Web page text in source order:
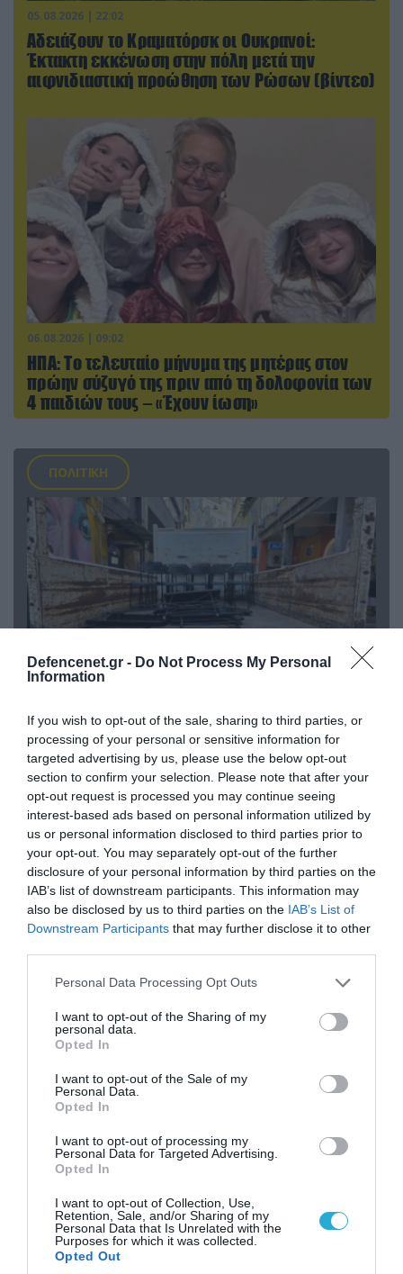
Defencenet.gr - Do Not Process My Personal
Information
If you wish to opt-out of the sale, sharing to third parties, or
processing of your personal or sensitive information for
targeted advertising by us, please use the below opt-out
section to confirm your selection. Please note that after your
opt-out request is processed you may continue seeing
interest-based ads based on personal information utilized by
us or personal information disclosed to third parties prior to
your opt-out. You may separately opt-out of the further
disclosure of your personal information by third parties on the
IAB’s list of downstream participants. This information may
also be disclosed by us to third parties on the IAB’s List of
Downstream Participants that may further disclose it to other
Please note that this website/app uses one or more Google
not limited to your visit or usage behaviour. You may click to
grant or deny consent to Google and its third-party tags to
use your data for below specified purposes in below Google
consent section.
Personal Data Processing Opt Outs
I want to opt-out of the Sharing of my
personal data.
Opted In
I want to opt-out of the Sale of my
Personal Data.
Opted In
I want to opt-out of processing my
Personal Data for Targeted Advertising.
Opted In
I want to opt-out of Collection, Use,
Retention, Sale, and/or Sharing of my
Personal Data that Is Unrelated with the
Purposes for which it was collected.
Opted Out
05.08.2026 | 22:02
Αδειάζουν το Κραματόρσκ οι Ουκρανοί:
Έκτακτη εκκένωση στην πόλη μετά την
αιφνιδιαστική προώθηση των Ρώσων (βίντεο)
06.08.2026 | 09:02
ΗΠΑ: Το τελευταίο μήνυμα της μητέρας στον
πρώην σύζυγό της πριν από τη δολοφονία των
4 παιδιών τους – «Έχουν ίωση»
ΠΟΛΙΤΙΚΗ
06.08.2026 | 14:02
«Επιχείρηση ελεύθερα πεζοδρόμια» στην
Αθήνα: Απομακρύνθηκαν παράνομα
αντικείμενα από κοινόχρηστους χώρους
06.08.2026 | 09:03
τα ζώα που χάθηκαν στις πυρκαγιές της
Αττικής (φωτο)